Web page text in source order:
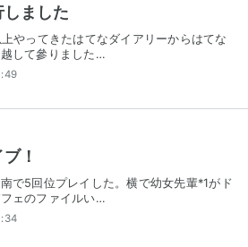
ました
やってきたはてなダイアリーからはてな
して參りました…
！
で5回位プレイした。横で幼女先輩*1がド
ェのファイルい…